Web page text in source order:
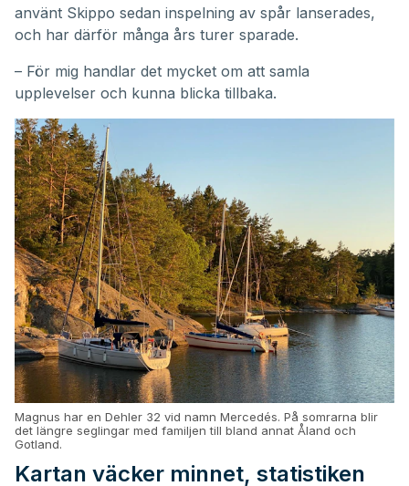
använt Skippo sedan inspelning av spår lanserades,
och har därför många års turer sparade.
– För mig handlar det mycket om att samla
upplevelser och kunna blicka tillbaka.
Magnus har en Dehler 32 vid namn Mercedés. På somrarna blir
det längre seglingar med familjen till bland annat Åland och
Gotland.
Kartan väcker minnet, statistiken